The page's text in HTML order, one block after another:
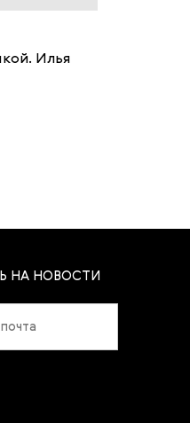
Илья
НА НОВОСТИ